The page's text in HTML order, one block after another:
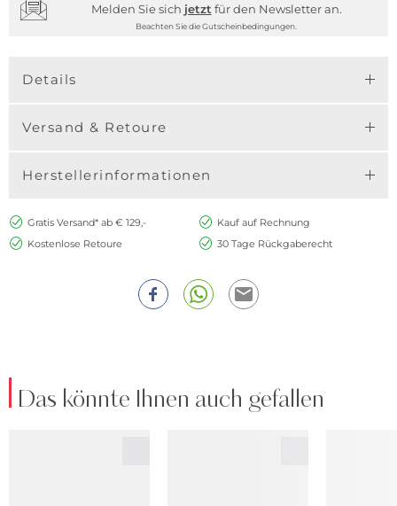
Melden Sie sich jetzt für den Newsletter an.
Beachten Sie die Gutscheinbedingungen.
Details
Versand & Retoure
Herstellerinformationen
Gratis Versand* ab € 129,-
Kauf auf Rechnung
Kostenlose Retoure
30 Tage Rückgaberecht
Das könnte Ihnen auch gefallen